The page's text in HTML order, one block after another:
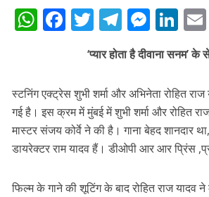
पवन सिंह का बॉलीवुड में
W
s
A
p
p
F
ac
b
o
o
k
T
itt
er
T
el
e
gr
a
m
M
ss
e
n
g
er
Li
n
k
e
dI
n
‘प्‍यार होता है दीवाना सनम’
स्‍टनिंग एक्‍ट्रेस शुभी शर्मा और अभिनेता रोहित
गई है। इस क्रम में मुंबई में शुभी शर्मा और रोहित
मास्‍टर संजय कोर्वे ने की है। गाना बेहद शानदार
डायरेक्‍टर राम यादव हैं। डीओपी आर आर प्रिंस
फिल्‍म के गाने की शूटिंग के बाद रोहित राज यादव ने